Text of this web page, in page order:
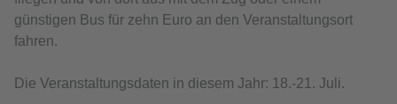
günstigen Bus für zehn Euro an den Veranstaltungsort
fahren.
Die Veranstaltungsdaten in diesem Jahr: 18.-21. Juli.